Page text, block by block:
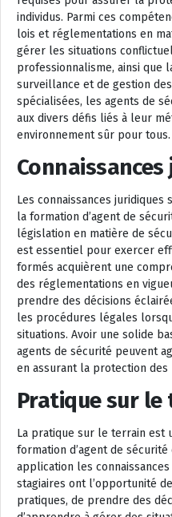
individus. Parmi ces
lois et réglementations en
gérer les situations
professionnalisme, ainsi que
surveillance et de gestion
spécialisées, les agents de
aux divers défis liés à leur
environnement sûr pour tous.
Les connaissances
la formation d’agent de
législation en matière de
est essentiel pour exercer
formés acquièrent une
des réglementations en
prendre des décisions
les procédures légales
situations. Avoir une solide
agents de sécurité peuvent
en assurant la protection
Pratique sur le
La pratique sur le terrain est
formation d’agent de
application les
stagiaires ont l’opportunité
pratiques, de prendre des